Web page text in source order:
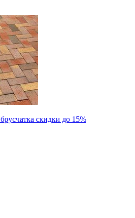
скидки до 15%